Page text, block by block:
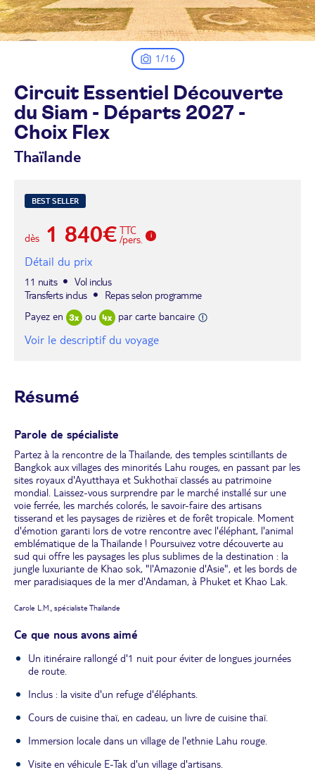
1/16
Circuit Essentiel Découverte
du Siam - Départs 2027 -
Choix Flex
Thaïlande
BEST SELLER
dès 1 840€ TTC
/pers.
Détail du prix
11 nuits
Vol inclus
Transferts inclus
Repas selon programme
Payez en
ou par carte bancaire
Voir le descriptif du voyage
Résumé
Parole de spécialiste
Partez à la rencontre de la Thaïlande, des temples scintillants de
Bangkok aux villages des minorités Lahu rouges, en passant par les
sites royaux d'Ayutthaya et Sukhothaï classés au patrimoine
mondial. Laissez-vous surprendre par le marché installé sur une
voie ferrée, les marchés colorés, le savoir-faire des artisans
tisserand et les paysages de rizières et de forêt tropicale. Moment
d'émotion garanti lors de votre rencontre avec l'éléphant, l'animal
emblématique de la Thaïlande ! Poursuivez votre découverte au
sud qui offre les paysages les plus sublimes de la destination : la
jungle luxuriante de Khao sok, "l'Amazonie d'Asie", et les bords de
mer paradisiaques de la mer d'Andaman, à Phuket et Khao Lak.
Carole L.M., spécialiste Thaïlande
Ce que nous avons aimé
Un itinéraire rallongé d'1 nuit pour éviter de longues journées
de route.
Inclus : la visite d'un refuge d'éléphants.
Cours de cuisine thaï, en cadeau, un livre de cuisine thaï.
Immersion locale dans un village de l'ethnie Lahu rouge.
Visite en véhicule E-Tak d'un village d'artisans.